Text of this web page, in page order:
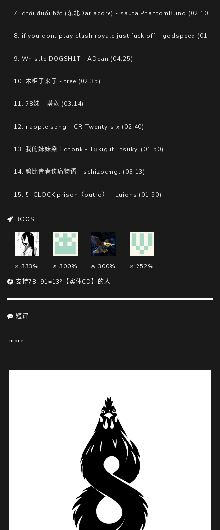
7. chơi đuổi bắt (东北Dariacore) - sauta,PhantomBlind (02:10)
8. if you dont play clash royale just fuck off - godspeed (01:56)
9. Whistle DOGSH1T - ADean (04:25)
10. 木柜子来了 - tree (02:35)
11. 78妹 - 塔宽 (03:14)
12. napple song - CR_Twenty-six (02:40)
13. 我的妹妹染上chonk - Tαkiguti Itsuky. (01:50)
14. 鸭比青春伤痛物语 - schizocmgt (03:13)
15. 5 'CLOCK prison（outro） - Luions (01:50)
BOOST
333% 300% 300%
252%
支持78+91=13²【实体CD】的人
短评
more